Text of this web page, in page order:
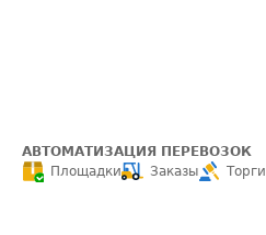
АВТОМАТИЗАЦИЯ ПЕРЕВОЗОК
Площадки
Заказы Торги